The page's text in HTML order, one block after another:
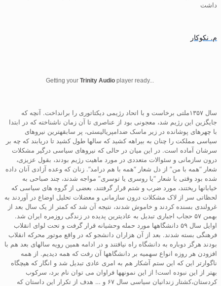
داشت
م. نکوکار
Getting yourTrinity Audio player ready...
سال ۱۳۵۷ملتی برخاست و با اتحاد رژیمی دیکتاتوری را برانداخت. آنچه که
جایگزین این رژیم شد، معجونی بود از عناصری تا آن زمان ناشناخته که در ابتدا
با چهرهای پوشانده در زیر ماسک ضدامپریالیستی، پر سابقهترین نیروهای
سیاسی مملکت را چنان به بیراهه کشید که سالها طول کشید تا دریابند که چه بر
سرشان آماده است. در این میان در حالی که نیروهای سیاسی درگیر مشکلات
درون سازمانی و سئوالات متعددی در مورد ماهیت رژیم بودند، بقول عزیزی،
شعار “همه با من” از دل شعار “همه با هم درامد”. زنان که وعده آزادی آنان داده
شده بود وقتی با شعار “یا روسری یا توسری” مواجه شدند، چند صباحی به
خیابانها ریختند، مورد ضرب و شتم قرار گرفتند، بعضی از گروه های سیاسی که
لحظاتی سر از لاک مشکلات درون سازمانی و معضلات تحلیل اوضاع در آوردند به
غرولندی بسنده کردند و خاموش شدند، نتیجه آن شد که کمتر از یک سال بعد از
بهمن ۵۷ حجاب اجباری تبدیل به عادیترین پدیده در زندگی روزمره ایران شد.
اوایل سال ۵۹ دانشگاهها مورد حمله وحشیانه قرار گرفت و تحت لوای انقلاب
فرهنگی بسته شدند. بعد از آن هزاران دانشجو که در واقع موتور محرکه انقلاب
بودند هرگز دوباره به دانشگاه راه نیافتند و در ادامه همین رویه سالهای بعد هم با
افزودن هر روزه انواع سهمیه بر دانشگاهها آن رفت که همه دیدیم. از همه
ناگوارتر این که این ستم آشکار هم به امری عادی تبدیل شد و انگار که هیچگاه
بهتر از این نبوده است! از این نمونهها فراوان می توان نام برد، سرکوب
کردستان،کشتار زندانیان سیاسی سال ۶۷ و … هدف از تکرار این داستان که